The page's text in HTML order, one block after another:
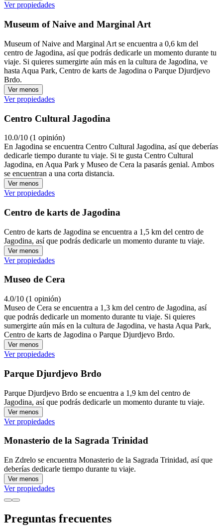
Ver propiedades
Museum of Naive and Marginal Art
Museum of Naive and Marginal Art se encuentra a 0,6 km del
centro de Jagodina, así que podrás dedicarle un momento durante tu
viaje. Si quieres sumergirte aún más en la cultura de Jagodina, ve
hasta Aqua Park, Centro de karts de Jagodina o Parque Djurdjevo
Brdo.
Ver menos
Ver propiedades
Centro Cultural Jagodina
10.0/10 (1 opinión)
En Jagodina se encuentra Centro Cultural Jagodina, así que deberías
dedicarle tiempo durante tu viaje. Si te gusta Centro Cultural
Jagodina, en Aqua Park y Museo de Cera la pasarás genial. Ambos
se encuentran a una corta distancia.
Ver menos
Ver propiedades
Centro de karts de Jagodina
Centro de karts de Jagodina se encuentra a 1,5 km del centro de
Jagodina, así que podrás dedicarle un momento durante tu viaje.
Ver menos
Ver propiedades
Museo de Cera
4.0/10 (1 opinión)
Museo de Cera se encuentra a 1,3 km del centro de Jagodina, así
que podrás dedicarle un momento durante tu viaje. Si quieres
sumergirte aún más en la cultura de Jagodina, ve hasta Aqua Park,
Centro de karts de Jagodina o Parque Djurdjevo Brdo.
Ver menos
Ver propiedades
Parque Djurdjevo Brdo
Parque Djurdjevo Brdo se encuentra a 1,9 km del centro de
Jagodina, así que podrás dedicarle un momento durante tu viaje.
Ver menos
Ver propiedades
Monasterio de la Sagrada Trinidad
En Zdrelo se encuentra Monasterio de la Sagrada Trinidad, así que
deberías dedicarle tiempo durante tu viaje.
Ver menos
Ver propiedades
Preguntas frecuentes